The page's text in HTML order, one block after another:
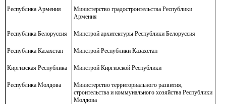
Республика Армения
Министерство градостроительства Республики
Армения
Республика Белоруссия Минстрой архитектуры Республики Белоруссия
Республика Казахстан Минстрой Республики Казахстан
Киргизская Республика Минстрой Киргизской Республики
Республика Молдова
Министерство территориального развития,
строительства и коммунального хозяйства Республики
Молдова